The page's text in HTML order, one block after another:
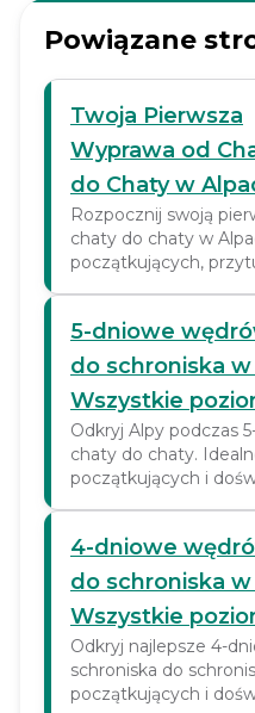
Powiązane
Twoja Pierwsza
Wyprawa od
do Chaty w
Rozpocznij swoją
chaty do chaty w
początkujących,
żadnego stresu.
5-dniowe
do schroniska w
Wszystkie
Odkryj Alpy podczas
chaty do chaty.
początkujących i
4-dniowe
do schroniska w
Wszystkie
Odkryj najlepsze 4-
schroniska do
początkujących i